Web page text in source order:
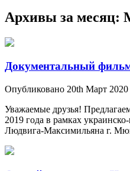
Архивы за месяц:
Документальный
Опубликовано 20th Март 2020
Уважаемые друзья!
2019 года в рамках
Людвига-Максимильяна г.